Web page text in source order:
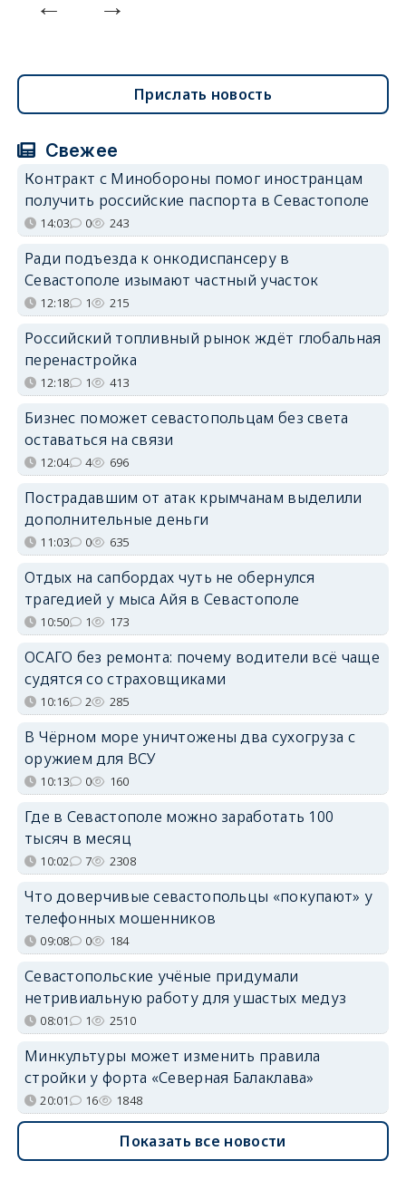
Прислать новость
Свежее
Контракт с Минобороны помог иностранцам
получить российские паспорта в Севастополе
14:03 0 243
Ради подъезда к онкодиспансеру в
Севастополе изымают частный участок
12:18 1 215
Российский топливный рынок ждёт глобальная
перенастройка
12:18 1 413
Бизнес поможет севастопольцам без света
оставаться на связи
12:04 4 696
Пострадавшим от атак крымчанам выделили
дополнительные деньги
11:03 0 635
Отдых на сапбордах чуть не обернулся
трагедией у мыса Айя в Севастополе
10:50 1 173
ОСАГО без ремонта: почему водители всё чаще
судятся со страховщиками
10:16 2 285
В Чёрном море уничтожены два сухогруза с
оружием для ВСУ
10:13 0 160
Где в Севастополе можно заработать 100
тысяч в месяц
10:02 7 2308
Что доверчивые севастопольцы «покупают» у
телефонных мошенников
09:08 0 184
Севастопольские учёные придумали
нетривиальную работу для ушастых медуз
08:01 1 2510
Минкультуры может изменить правила
стройки у форта «Северная Балаклава»
20:01 16 1848
Показать все новости